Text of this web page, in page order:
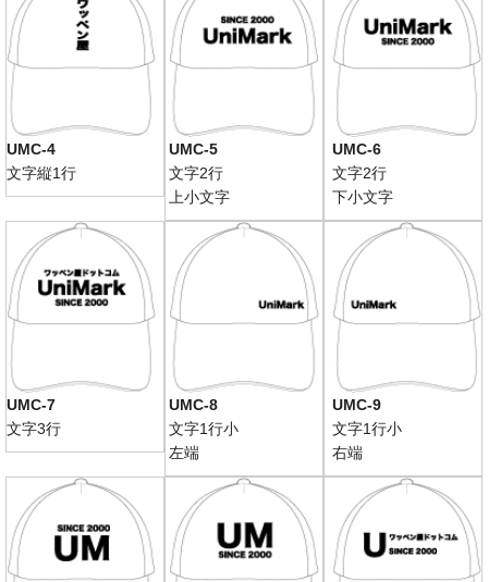
UMC-4
文字縦1行
UMC-5
文字2行
上小文字
UMC-6
文字2行
下小文字
UMC-7
文字3行
UMC-8
文字1行小
左端
UMC-9
文字1行小
右端